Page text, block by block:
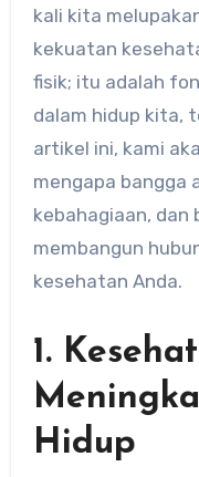
kali kita
kekuatan
fisik; itu adalah
dalam hidup kita,
artikel ini, kami
mengapa bangga
kebahagiaan, dan
membangun
kesehatan Anda.
1.
Hidup